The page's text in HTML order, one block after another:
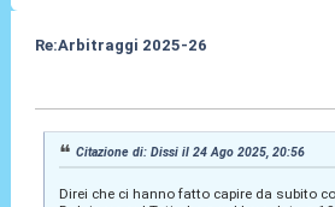
Re:Arbitraggi 2025-26
Citazione di: Dissi il 24 Ago 2025, 20:56
Direi che ci hanno fatto capire da subito